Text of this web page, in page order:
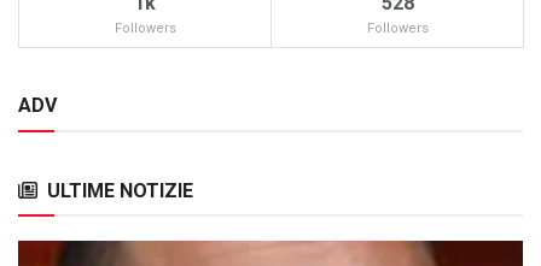
Followers Followers
ADV
ULTIME NOTIZIE